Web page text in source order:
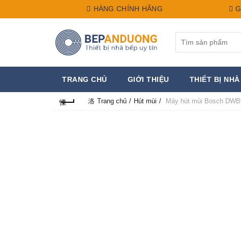
HÀNG CHÍNH HÃNG
TRANG CHỦ GIỚI THIỆU THIẾT BỊ NHÀ
Trang chủ Hút mùi Máy hút mùi Bosch